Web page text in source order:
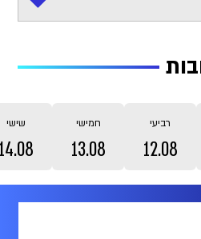
רביעי
12.08
חמישי
13.08
שישי